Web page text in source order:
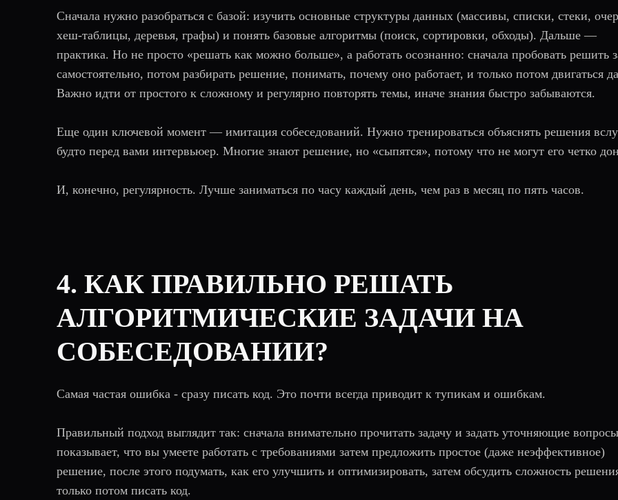
Сначала нужно разобраться с базой: изучить основные структуры данных (массивы, списки, стеки,
хеш-таблицы, деревья, графы) и понять базовые алгоритмы (поиск, сортировки, обходы). Дальше —
практика. Но не просто «решать как можно больше», а работать осознанно: сначала пробовать решить
самостоятельно, потом разбирать решение, понимать, почему оно работает, и только потом двигаться
Важно идти от простого к сложному и регулярно повторять темы, иначе знания быстро забываются.
Еще один ключевой момент — имитация собеседований. Нужно тренироваться объяснять решения
будто перед вами интервьюер. Многие знают решение, но «сыпятся», потому что не могут его четко
И, конечно, регулярность. Лучше заниматься по часу каждый день, чем раз в месяц по пять часов.
4. КАК ПРАВИЛЬНО РЕШАТЬ
АЛГОРИТМИЧЕСКИЕ ЗАДАЧИ НА
СОБЕСЕДОВАНИИ?
Самая частая ошибка - сразу писать код. Это почти всегда приводит к тупикам и ошибкам.
Правильный подход выглядит так: сначала внимательно прочитать задачу и задать уточняющие
показывает, что вы умеете работать с требованиями затем предложить простое (даже неэффективное)
решение, после этого подумать, как его улучшить и оптимизировать, затем обсудить сложность
только потом писать код.